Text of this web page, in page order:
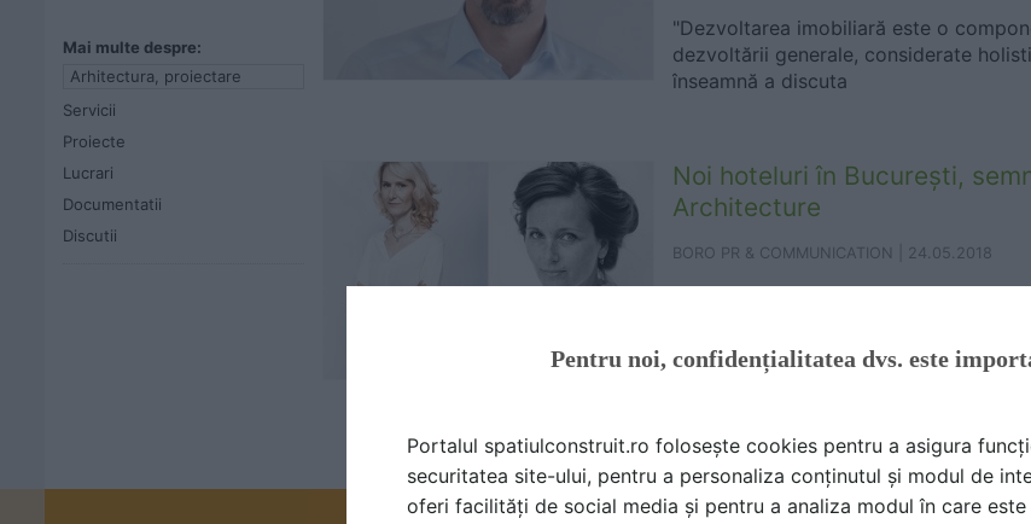
Mai multe despre:
Arhitectura, proiectare
Servicii
Proiecte
Lucrari
Documentatii
Discutii
"Dezvoltarea imobiliară este o
dezvoltării generale, considerate
înseamnă a discuta
Noi hoteluri în București,
Architecture
BORO PR & COMMUNICATION | 24.05.2018
Eliza Yokina și Ivona Amariței, Senior
prezenta noile proiecte pe 8 iunie, în
International
Promovați-vă produsele și serviciile pe SpatiulConstruit.ro!
Pentru noi, confidențialitatea dvs. este
Portalul spatiulconstruit.ro folosește cookies pentru a asigura
securitatea site-ului, pentru a personaliza conținutul și modul de
oferi facilități de social media și pentru a analiza modul în care